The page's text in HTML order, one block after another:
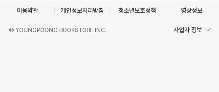
이용약관 개인정보처리방침 청소년보호정책 영상정보
© YOUNGPOONG BOOKSTORE INC. 사업자 정보